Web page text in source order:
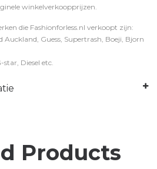
winkelverkoopprijzen.
die Fashionforless.nl verkoopt zijn:
Guess, Supertrash, Boeji, Bjorn
Diesel etc.
Products